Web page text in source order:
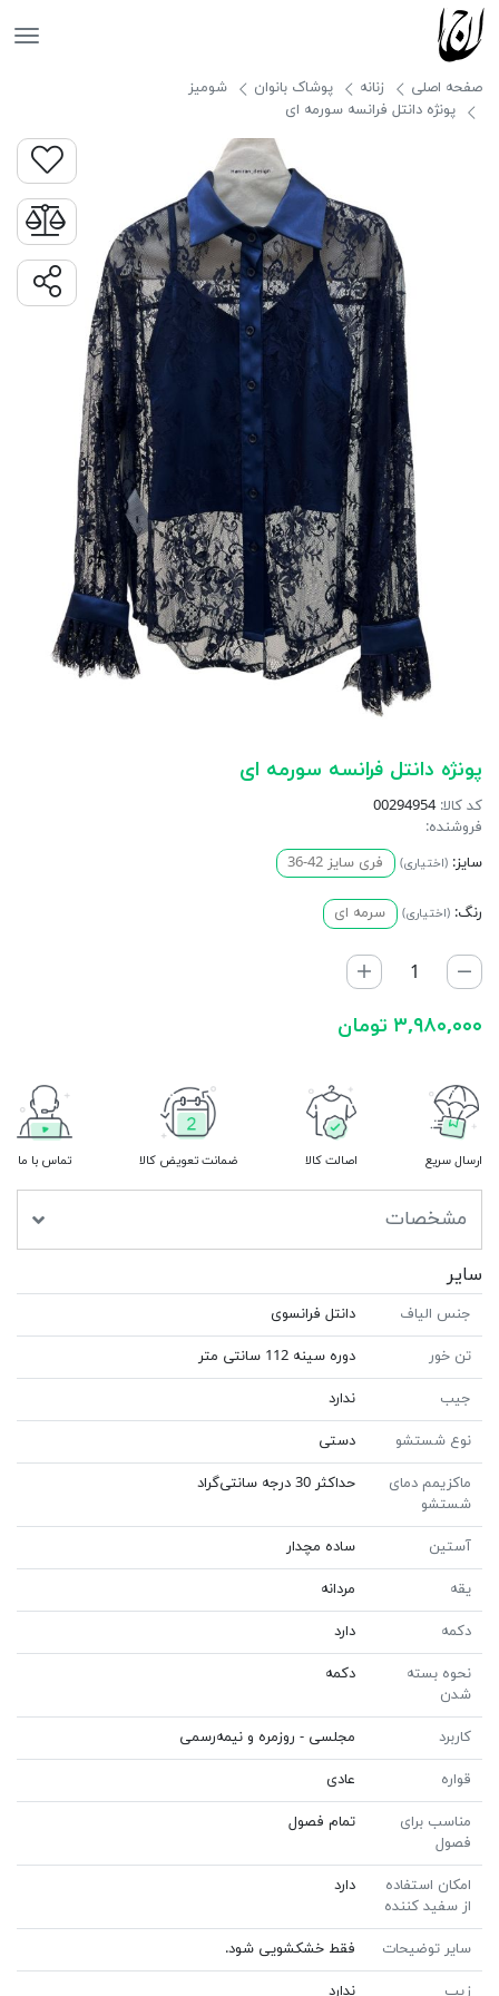
صفحه اصلی زنانه پوشاک بانوان
شومیز
پونژه دانتل فرانسه سورمه ای
پونژه دانتل فرانسه سورمه ای
کد کالا: 00294954
فروشنده:
سایز: (اختیاری) فری سایز 42-36
رنگ: (اختیاری) سرمه اى
۳,۹۸۰,۰۰۰ تومان
ارسال سریع اصالت کالا ضمانت تعویض کالا تماس با ما
مشخصات
سایر
جنس الیاف دانتل فرانسوى
تن خور دوره سينه 112 سانتى متر
جیب ندارد
نوع شستشو دستی
ماکزیمم دمای
شستشو
حداکثر 30 درجه سانتی‌گراد
آستین ساده مچدار
یقه مردانه
دکمه دارد
نحوه بسته
شدن
دکمه
کاربرد مجلسی - روزمره و نیمه‌رسمی
قواره عادی
مناسب برای
فصول
تمام فصول
امکان استفاده
از سفید کننده
دارد
سایر توضیحات فقط خشکشویی شود.
زیپ ندارد